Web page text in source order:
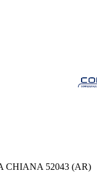
CHIANA 52043 (AR)